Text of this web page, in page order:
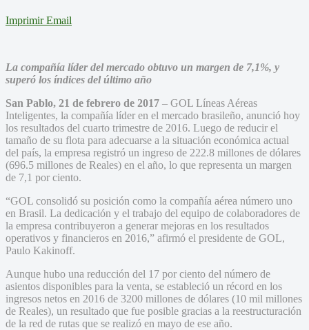
Imprimir Email
La compañía líder del mercado obtuvo un margen de 7,1%, y
superó los índices del último año
San Pablo, 21 de febrero de 2017 – GOL Líneas Aéreas
Inteligentes, la compañía líder en el mercado brasileño, anunció hoy
los resultados del cuarto trimestre de 2016. Luego de reducir el
tamaño de su flota para adecuarse a la situación económica actual
del país, la empresa registró un ingreso de 222.8 millones de dólares
(696.5 millones de Reales) en el año, lo que representa un margen
de 7,1 por ciento.
“GOL consolidó su posición como la compañía aérea número uno
en Brasil. La dedicación y el trabajo del equipo de colaboradores de
la empresa contribuyeron a generar mejoras en los resultados
operativos y financieros en 2016,” afirmó el presidente de GOL,
Paulo Kakinoff.
Aunque hubo una reducción del 17 por ciento del número de
asientos disponibles para la venta, se estableció un récord en los
ingresos netos en 2016 de 3200 millones de dólares (10 mil millones
de Reales), un resultado que fue posible gracias a la reestructuración
de la red de rutas que se realizó en mayo de ese año.